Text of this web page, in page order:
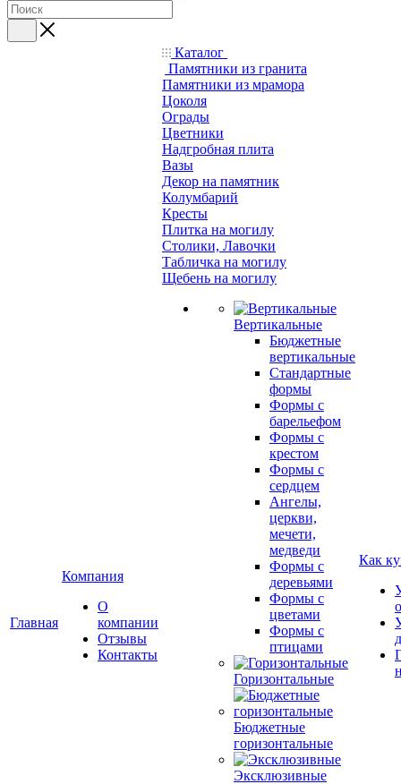
Главная
Компания
О
компании
Отзывы
Контакты
Каталог
Памятники из гранита
Памятники из мрамора
Цоколя
Ограды
Цветники
Надгробная плита
Вазы
Декор на памятник
Колумбарий
Кресты
Плитка на могилу
Столики, Лавочки
Табличка на могилу
Щебень на могилу
Вертикальные
Бюджетные
вертикальные
Стандартные
формы
Формы с
барельефом
Формы с
крестом
Формы с
сердцем
Ангелы,
церкви,
мечети,
медведи
Формы с
деревьями
Формы с
цветами
Формы с
птицами
Горизонтальные
Бюджетные
горизонтальные
Эксклюзивные
Как